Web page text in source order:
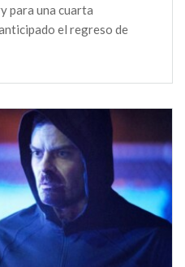
para una cuarta
el regreso de